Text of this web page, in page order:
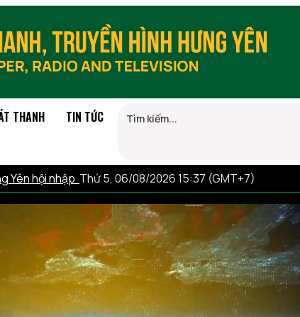
THANH TIN TỨC
Yên hội nhập Thứ 5, 06/08/2026 15:37 (GMT+7)